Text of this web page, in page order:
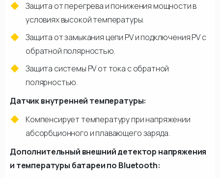
Защита от перегрева и понижения мощности в
условиях высокой температуры.
Защита от замыкания цепи PV и подключения PV с
обратной полярностью.
Защита системы PV от тока с обратной
полярностью.
Датчик внутренней температуры:
Компенсирует температуру при напряжении
абсорбционного и плавающего заряда.
Дополнительный внешний детектор напряжения
и температуры батареи по Bluetooth: